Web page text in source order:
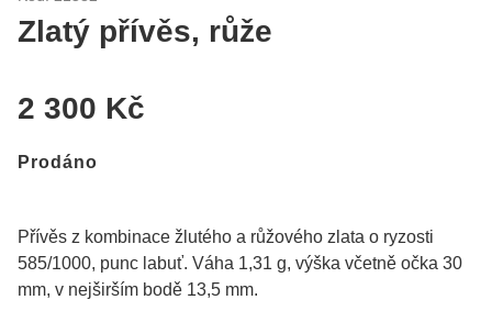
Zlatý přívěs, růže
2 300 Kč
Prodáno
Přívěs z kombinace žlutého a růžového zlata o ryzosti
585/1000, punc labuť. Váha 1,31 g, výška včetně očka 30
mm, v nejširším bodě 13,5 mm.